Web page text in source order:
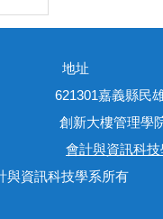
址
621301嘉義縣民雄
管理學院會計與
會計與資訊科
大學會計與資訊